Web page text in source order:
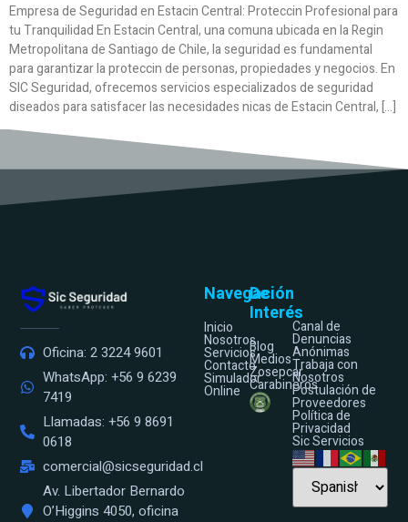
Empresa de Seguridad en Estacin Central: Proteccin Profesional para
tu Tranquilidad En Estacin Central, una comuna ubicada en la Regin
Metropolitana de Santiago de Chile, la seguridad es fundamental
para garantizar la proteccin de personas, propiedades y negocios. En
SIC Seguridad, ofrecemos servicios especializados de seguridad
diseados para satisfacer las necesidades nicas de Estacin Central, […]
Oficina: 2 3224 9601
WhatsApp: +56 9 6239
7419
Llamadas: +56 9 8691
0618
comercial@sicseguridad.cl
Av. Libertador Bernardo
O’Higgins 4050, oficina
Navegación
Inicio
Nosotros
Servicios
Contacto
Simulador
Online
De
Interés
Blog
Medios
Zosepcar
Carabineros
Canal de
Denuncias
Anónimas
Trabaja con
Nosotros
Postulación de
Proveedores
Política de
Privacidad
Sic Servicios